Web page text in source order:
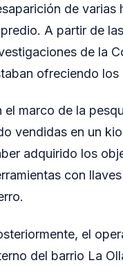
de varias
A partir de
de la
ofreciendo
el marco de la
vendidas en un
adquirido los
con
el
del barrio La